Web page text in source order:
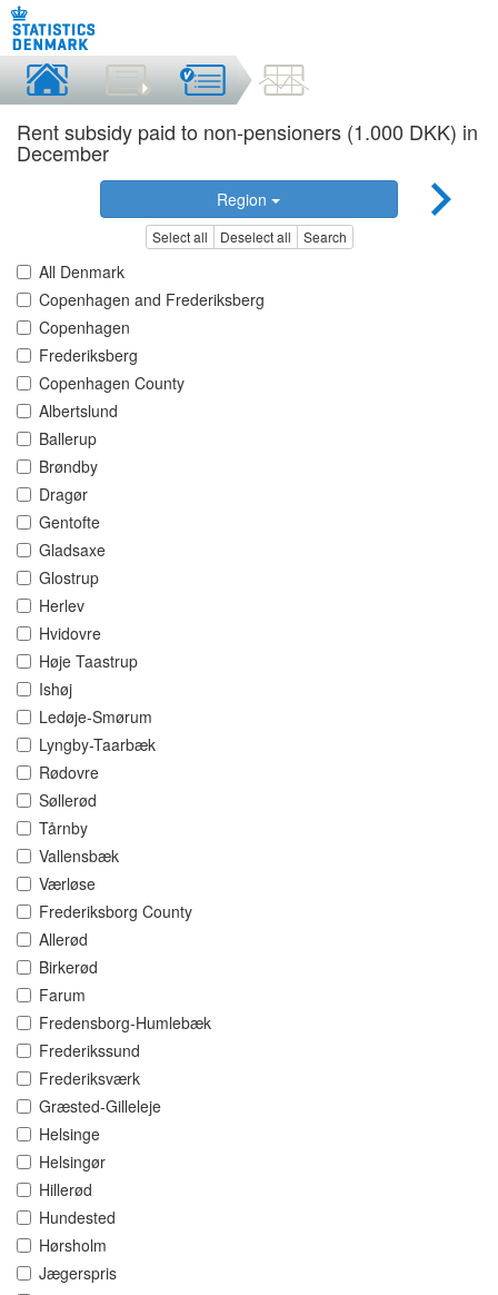
Rent subsidy paid to non-pensioners (1.000 DKK) in
December
Region
Select all Deselect all Search
All Denmark
Copenhagen and Frederiksberg
Copenhagen
Frederiksberg
Copenhagen County
Albertslund
Ballerup
Brøndby
Dragør
Gentofte
Gladsaxe
Glostrup
Herlev
Hvidovre
Høje Taastrup
Ishøj
Ledøje-Smørum
Lyngby-Taarbæk
Rødovre
Søllerød
Tårnby
Vallensbæk
Værløse
Frederiksborg County
Allerød
Birkerød
Farum
Fredensborg-Humlebæk
Frederikssund
Frederiksværk
Græsted-Gilleleje
Helsinge
Helsingør
Hillerød
Hundested
Hørsholm
Jægerspris